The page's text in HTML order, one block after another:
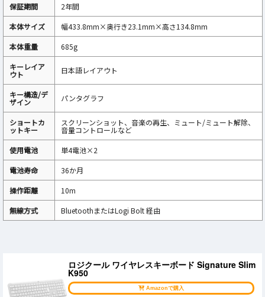
保証期間
2年間
本体サイズ
幅433.8mm×奥行き23.1mm×高さ134.8mm
本体重量
685g
キーレイア
ウト 日本語レイアウト
キー構造/デ
ザイン パンタグラフ
ショートカ
ットキー
スクリーンショット、音楽の再生、ミュート/ミュート解除、
音量コントロールなど
使用電池
単4電池×2
電池寿命
36か月
操作距離
10m
無線方式
BluetoothまたはLogi Bolt 経由
ロジクール ワイヤレスキーボード Signature Slim
K950
Amazonで購入